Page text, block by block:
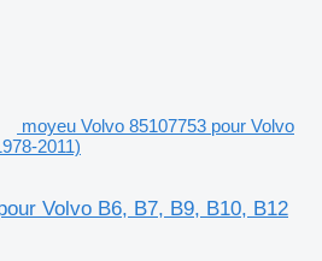
moyeu Volvo 85107753 pour Volvo
2011)
Volvo B6, B7, B9, B10, B12